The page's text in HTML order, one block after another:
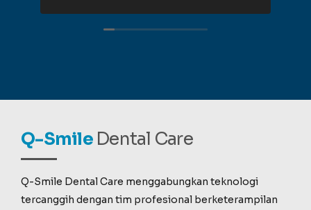
Q-Smile Dental Care
Q-Smile Dental Care menggabungkan teknologi
tercanggih dengan tim profesional berketerampilan